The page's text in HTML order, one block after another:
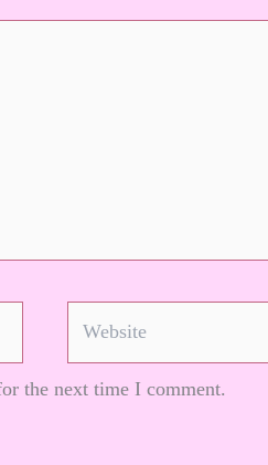
the next time I comment.